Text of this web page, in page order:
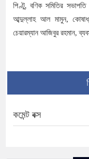
পিণ্টু, বণিক সমিতির সভাপতি
আব্দুল্লাহ আল মামুন,
চেয়ারম্যান আজিবুর রহমান,
কমেন্ট বক্স